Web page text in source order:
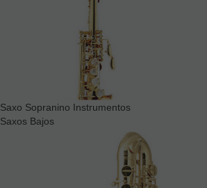
Saxo Sopranino Instrumentos
Saxos Bajos